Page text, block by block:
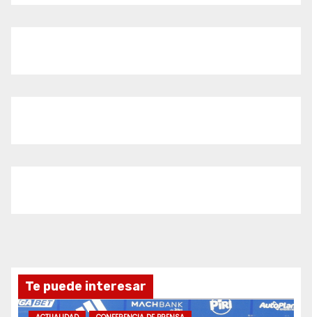
Te puede interesar